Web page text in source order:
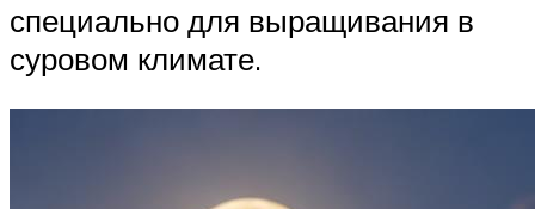
специально для выращивания в
суровом климате.